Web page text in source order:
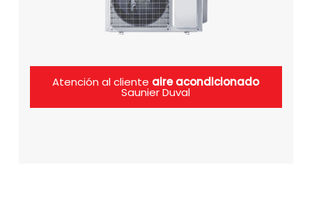
Atención al cliente aire acondicionado
Saunier Duval